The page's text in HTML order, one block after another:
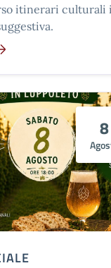
itinerari culturali
8